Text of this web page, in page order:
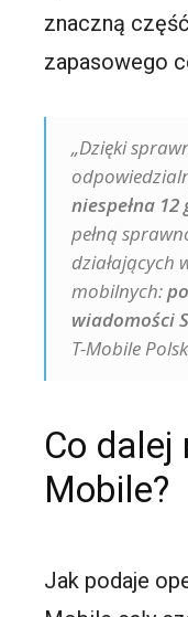
znaczną
zapasowego
„Dzięki
niespełna 12
pełną
działających
mobilnych:
wiadomości
T-Mobile
Co dalej
Mobile?
Jak podaje